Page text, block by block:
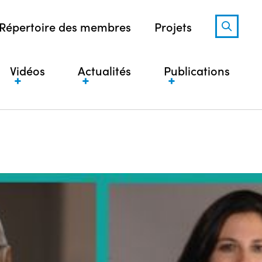
des membres Projets
Vidéos Actualités Publications